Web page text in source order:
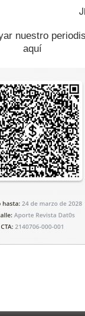
anuncio
Irán
nuestro
aquí